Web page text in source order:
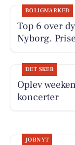
BOLIGMARKED
Top 6 over
Nyborg.
DET SKER
Oplev
koncerter
JOBNYT